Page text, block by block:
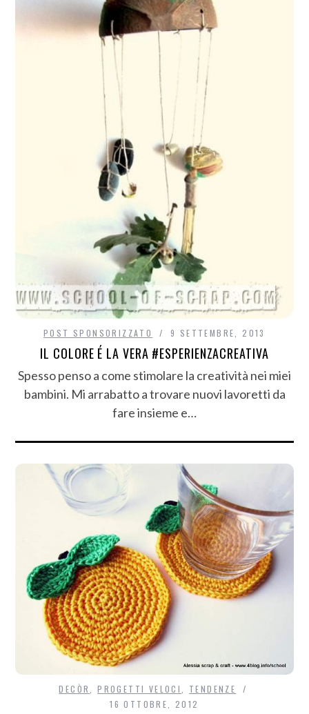
POST SPONSORIZZATO 9 SETTEMBRE, 2013
IL COLORE É LA VERA #ESPERIENZACREATIVA
Spesso penso a come stimolare la creatività nei miei
bambini. Mi arrabatto a trovare nuovi lavoretti da
fare insieme e…
DECÒR ,PROGETTI VELOCI
TENDENZE
16 OTTOBRE, 2012